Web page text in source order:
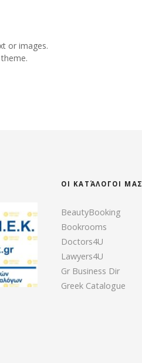
or images.
ΟΙ ΚΑΤΆΛΟΓΟΙ ΜΑΣ
BeautyBooking
Bookrooms
Doctors4U
Lawyers4U
Gr Business Dir
Greek Catalogue